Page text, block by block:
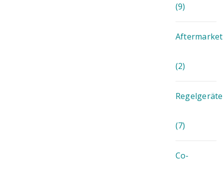
(9)
Aftermarket
(2)
Regelgeräte
(7)
Co-